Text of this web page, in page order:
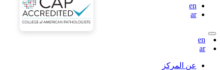
en
ar
en
ar
عن المركز